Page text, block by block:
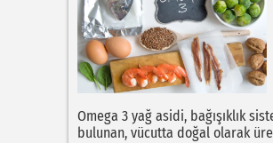
Omega 3 yağ asidi, bağışıklık
bulunan, vücutta doğal olarak